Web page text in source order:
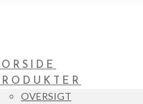
OVERSIGT